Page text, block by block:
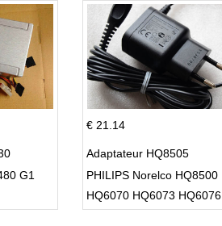
G1
€ 21.14
Adaptateur HQ8505
PHILIPS Norelco HQ8500
HQ6070 HQ6073 HQ6076